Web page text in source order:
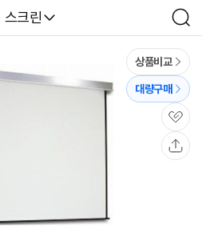
다나와
스크린
검
색
상품비교
대량구매
관
심